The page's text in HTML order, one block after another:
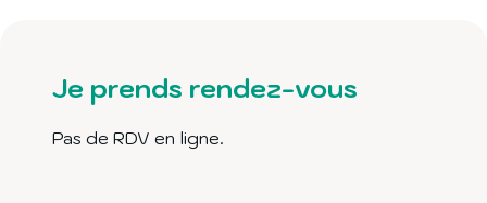
Je prends rendez-vous
Pas de RDV en ligne.